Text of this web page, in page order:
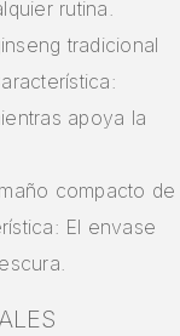
rutina.
tradicional
apoya la
compacto de
El envase